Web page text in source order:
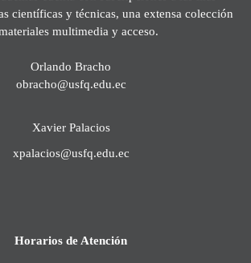
científicas y técnicas, una extensa colección
multimedia y acceso.
Orlando Bracho
obracho@usfq.edu.ec
Xavier Palacios
xpalacios@usfq.edu.ec
Horarios de Atención